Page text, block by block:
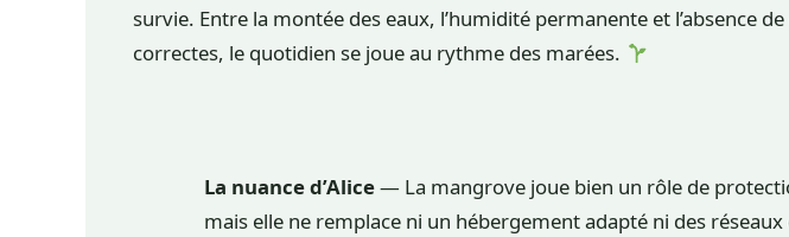
survie. Entre la montée des eaux, l’humidité permanente et l’absence
correctes, le quotidien se joue au rythme des marées.
La nuance d’Alice— La mangrove joue bien un rôle de
mais elle ne remplace ni un hébergement adapté ni des réseaux